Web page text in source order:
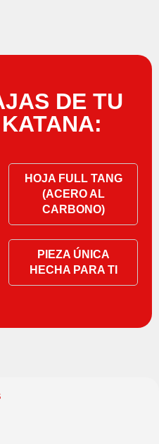
DE TU
HOJA FULL TANG
(ACERO AL
CARBONO)
PIEZA ÚNICA
HECHA PARA TI